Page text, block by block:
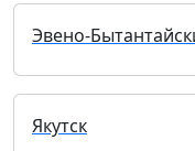
Эвено-
Якутск